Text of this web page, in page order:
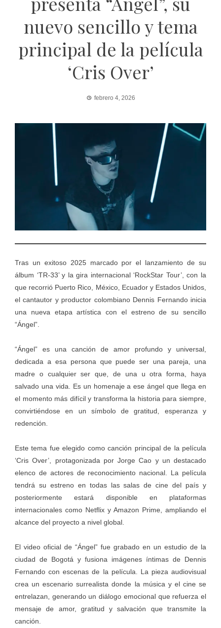
nuevo sencillo y tema
principal de la película
‘Cris Over’
febrero 4, 2026
Tras un exitoso 2025 marcado por el lanzamiento de su
álbum ‘TR-33’ y la gira internacional ‘RockStar Tour’, con la
que recorrió Puerto Rico, México, Ecuador y Estados Unidos,
el cantautor y productor colombiano Dennis Fernando inicia
una nueva etapa artística con el estreno de su sencillo
“Ángel”.
“Ángel” es una canción de amor profundo y universal,
dedicada a esa persona que puede ser una pareja, una
madre o cualquier ser que, de una u otra forma, haya
salvado una vida. Es un homenaje a ese ángel que llega en
el momento más difícil y transforma la historia para siempre,
convirtiéndose en un símbolo de gratitud, esperanza y
redención.
Este tema fue elegido como canción principal de la película
‘Cris Over’, protagonizada por Jorge Cao y un destacado
elenco de actores de reconocimiento nacional. La película
tendrá su estreno en todas las salas de cine del país y
posteriormente estará disponible en plataformas
internacionales como Netflix y Amazon Prime, ampliando el
alcance del proyecto a nivel global.
El video oficial de “Ángel” fue grabado en un estudio de la
ciudad de Bogotá y fusiona imágenes íntimas de Dennis
Fernando con escenas de la película. La pieza audiovisual
crea un escenario surrealista donde la música y el cine se
entrelazan, generando un diálogo emocional que refuerza el
mensaje de amor, gratitud y salvación que transmite la
canción.